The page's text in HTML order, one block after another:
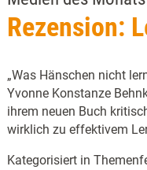
Rezension:
„Was Hänschen nicht
Yvonne Konstanze
ihrem neuen Buch
wirklich zu effektivem
Kategorisiert in